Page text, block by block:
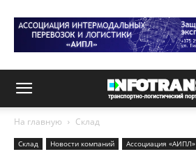
На главную Склад
Склад Новости компаний Ассоциация «АИПЛ»